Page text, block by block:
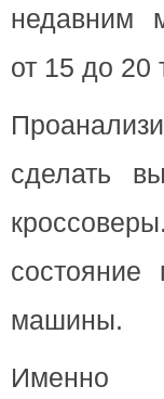
недавним
от 15 до 20
сделать
машины.